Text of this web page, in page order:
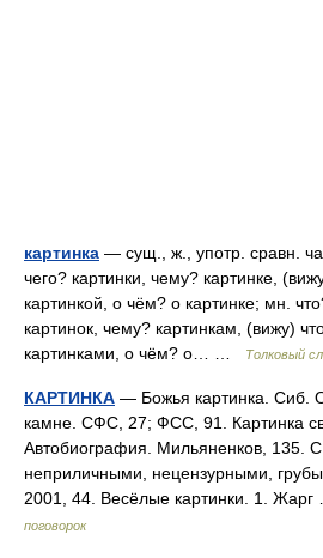
картинка — сущ., ж., употр. сравн.
чего? картинки, чему? картинке,
картинкой, о чём? о картинке; мн.
картинок, чему? картинкам, (вижу)
картинками, о чём? о… …
Толковый
КАРТИНКА — Божья картинка. Сиб.
камне. СФС, 27; ФСС, 91. Картинка
Автобиография. Мильяненков, 135. С
неприличными, нецензурными,
2001, 44. Весёлые картинки. 1.
поговорок